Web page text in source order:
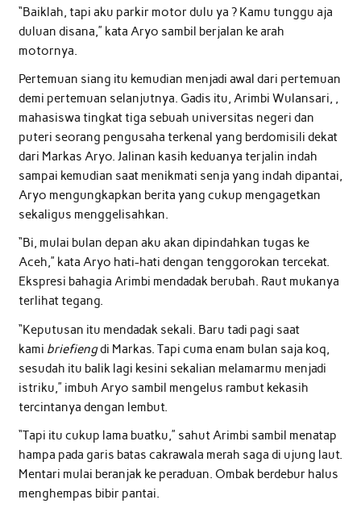
“Baiklah, tapi aku parkir motor dulu ya ? Kamu tunggu aja
duluan disana,” kata Aryo sambil berjalan ke arah
motornya.
Pertemuan siang itu kemudian menjadi awal dari pertemuan
demi pertemuan selanjutnya. Gadis itu, Arimbi Wulansari, ,
mahasiswa tingkat tiga sebuah universitas negeri dan
puteri seorang pengusaha terkenal yang berdomisili dekat
dari Markas Aryo. Jalinan kasih keduanya terjalin indah
sampai kemudian saat menikmati senja yang indah dipantai,
Aryo mengungkapkan berita yang cukup mengagetkan
sekaligus menggelisahkan.
“Bi, mulai bulan depan aku akan dipindahkan tugas ke
Aceh,” kata Aryo hati-hati dengan tenggorokan tercekat.
Ekspresi bahagia Arimbi mendadak berubah. Raut mukanya
terlihat tegang.
“Keputusan itu mendadak sekali. Baru tadi pagi saat
kami briefiengdi Markas. Tapi cuma enam bulan saja koq,
sesudah itu balik lagi kesini sekalian melamarmu menjadi
istriku,” imbuh Aryo sambil mengelus rambut kekasih
tercintanya dengan lembut.
“Tapi itu cukup lama buatku,” sahut Arimbi sambil menatap
hampa pada garis batas cakrawala merah saga di ujung laut.
Mentari mulai beranjak ke peraduan. Ombak berdebur halus
menghempas bibir pantai.